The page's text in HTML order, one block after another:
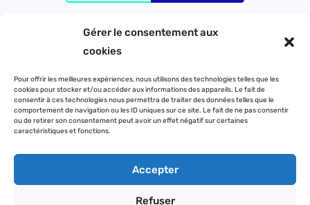
Gérer le consentement aux
cookies
Pour offrir les meilleures expériences, nous utilisons des technologies telles que les
cookies pour stocker et/ou accéder aux informations des appareils. Le fait de
consentir à ces technologies nous permettra de traiter des données telles que le
comportement de navigation ou les ID uniques sur ce site. Le fait de ne pas consentir
ou de retirer son consentement peut avoir un effet négatif sur certaines
caractéristiques et fonctions.
Accepter
Refuser
Contact
Mentions légales